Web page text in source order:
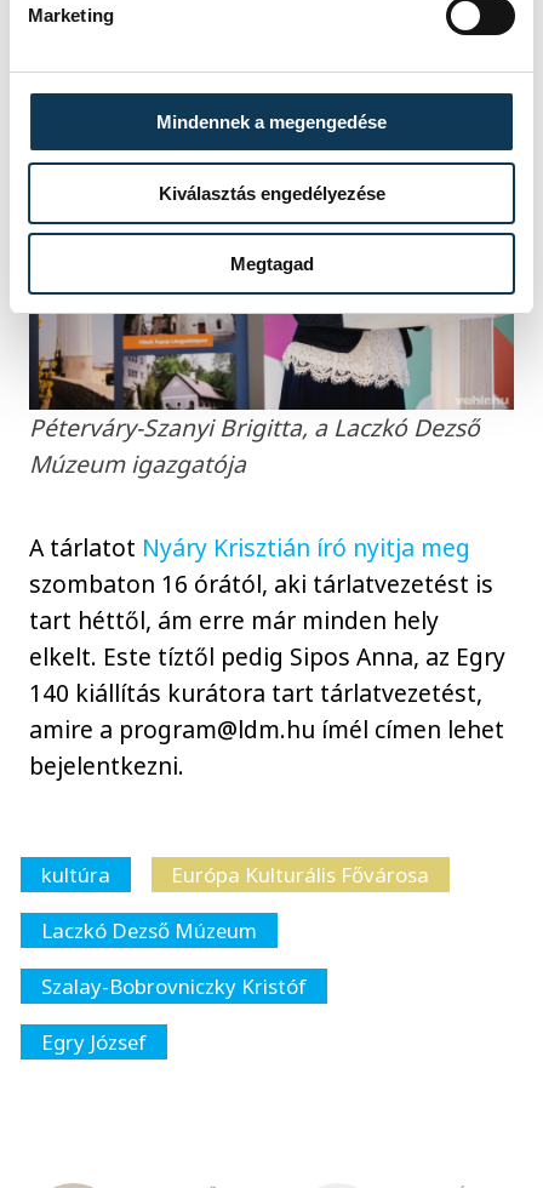
Marketing
Mindennek a megengedése
Kiválasztás engedélyezése
Megtagad
programtól.
Péterváry-Szanyi Brigitta, a Laczkó Dezső
Múzeum igazgatója
A tárlatot Nyáry Krisztián író nyitja meg
szombaton 16 órától, aki tárlatvezetést is
tart héttől, ám erre már minden hely
elkelt. Este tíztől pedig Sipos Anna, az Egry
140 kiállítás kurátora tart tárlatvezetést,
amire a program@ldm.hu ímél címen lehet
bejelentkezni.
kultúra
Európa Kulturális Fővárosa
Laczkó Dezső Múzeum
Szalay-Bobrovniczky Kristóf
Egry József